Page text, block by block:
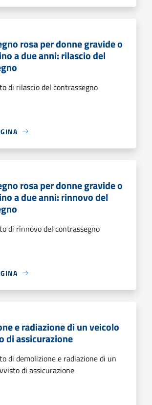
rosa per donne gravide o
a due anni: rilascio del
di rilascio del contrassegno
rosa per donne gravide o
a due anni: rinnovo del
di rinnovo del contrassegno
e radiazione di un veicolo
di assicurazione
di demolizione e radiazione di un
di assicurazione